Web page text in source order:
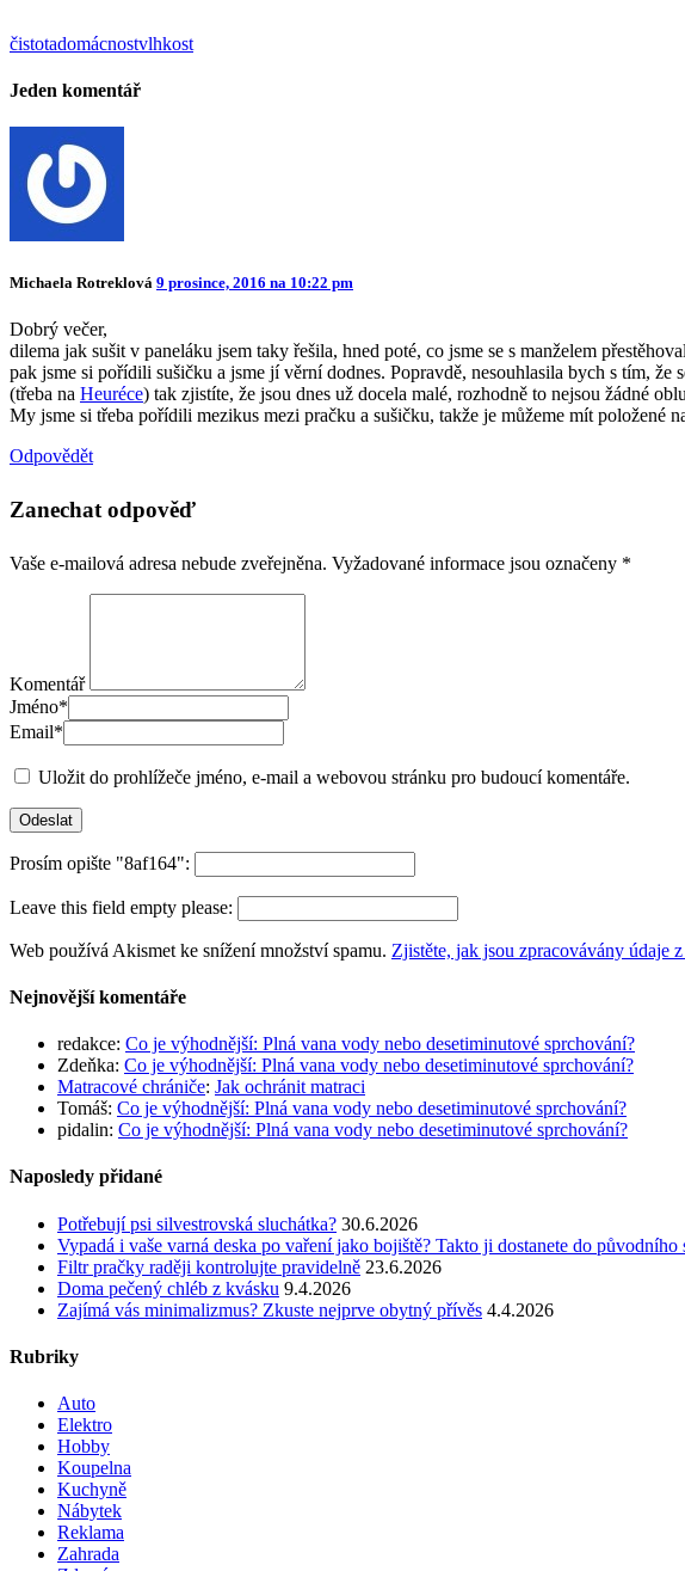
čistotadomácnostvlhkost
Jeden komentář
Michaela Rotreklová 9 prosince, 2016 na 10:22 pm
Dobrý večer,
dilema jak sušit v paneláku jsem taky řešila, hned poté, co jsme se s manželem
pak jsme si pořídili sušičku a jsme jí věrní dodnes. Popravdě, nesouhlasila bych s tím,
(třeba na Heuréce) tak zjistíte, že jsou dnes už docela malé, rozhodně to nejsou žádné
My jsme si třeba pořídili mezikus mezi pračku a sušičku, takže je můžeme mít položené
Odpovědět
Zanechat odpověď
Vaše e-mailová adresa nebude zveřejněna. Vyžadované informace jsou označeny *
Komentář
Jméno*
Email*
Uložit do prohlížeče jméno, e-mail a webovou stránku pro budoucí komentáře.
Prosím opište "8af164":
Leave this field empty please:
Web používá Akismet ke snížení množství spamu. Zjistěte, jak jsou zpracovávány údaje
Nejnovější komentáře
redakce: Co je výhodnější: Plná vana vody nebo desetiminutové sprchování?
Zdeňka: Co je výhodnější: Plná vana vody nebo desetiminutové sprchování?
Matracové chrániče: Jak ochránit matraci
Tomáš: Co je výhodnější: Plná vana vody nebo desetiminutové sprchování?
pidalin: Co je výhodnější: Plná vana vody nebo desetiminutové sprchování?
Naposledy přidané
Potřebují psi silvestrovská sluchátka? 30.6.2026
Vypadá i vaše varná deska po vaření jako bojiště? Takto ji dostanete do
Filtr pračky raději kontrolujte pravidelně 23.6.2026
Doma pečený chléb z kvásku 9.4.2026
Zajímá vás minimalizmus? Zkuste nejprve obytný přívěs 4.4.2026
Rubriky
Auto
Elektro
Hobby
Koupelna
Kuchyně
Nábytek
Reklama
Zahrada